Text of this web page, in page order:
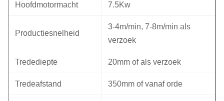
Hoofdmotormacht 7.5Kw
Productiesnelheid
3-4m/min, 7-8m/min als
verzoek
Tredediepte 20mm of als verzoek
Tredeafstand 350mm of vanaf orde